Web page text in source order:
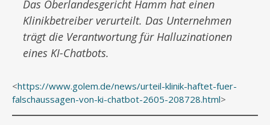
Das Oberlandesgericht Hamm hat einen
Klinikbetreiber verurteilt. Das Unternehmen
trägt die Verantwortung für Halluzinationen
eines KI-Chatbots.
<https://www.golem.de/news/urteil-klinik-haftet-fuer-
falschaussagen-von-ki-chatbot-2605-208728.html>